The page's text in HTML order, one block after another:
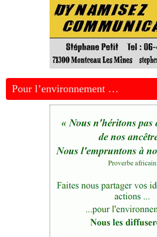
Pour l’environnement …